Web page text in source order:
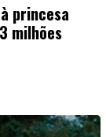
princesa
milhões